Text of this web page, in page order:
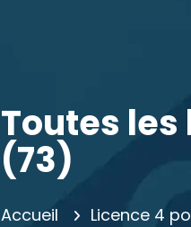
Toutes
(73)
Accueil Licence 4